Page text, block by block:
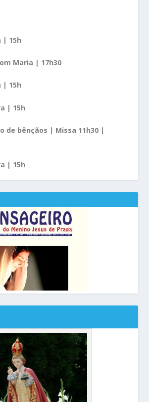
| 15h
Maria | 17h30
| 15h
| 15h
de bênçãos | Missa 11h30 |
| 15h